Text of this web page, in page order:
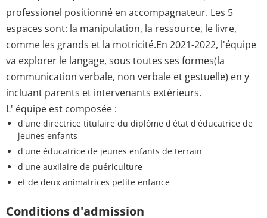
professionel positionné en accompagnateur. Les 5
espaces sont: la manipulation, la ressource, le livre,
comme les grands et la motricité.En 2021-2022, l'équipe
va explorer le langage, sous toutes ses formes(la
communication verbale, non verbale et gestuelle) en y
incluant parents et intervenants extérieurs.
L' équipe est composée :
d'une directrice titulaire du diplôme d'état d'éducatrice de
jeunes enfants
d'une éducatrice de jeunes enfants de terrain
d'une auxilaire de puériculture
et de deux animatrices petite enfance
Conditions d'admission